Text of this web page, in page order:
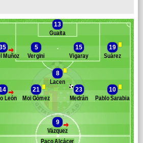
Banc des remplaçantsGetafe
Carrillo
13
Guaita
>
Muñoz
5
Vergini
15
Vigaray
19
Suárez
8
Lacen
>
León
21
Moi Gómez
23
Medrán
10
Pablo Sarabia
>
9
Vázquez
Paco Alcácer